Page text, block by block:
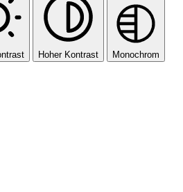
Hoher Kontrast Monochrom